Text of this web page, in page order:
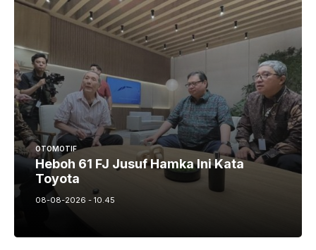
OTOMOTIF
Heboh 61 FJ Jusuf Hamka Ini Kata
Toyota
08-08-2026 - 10.45